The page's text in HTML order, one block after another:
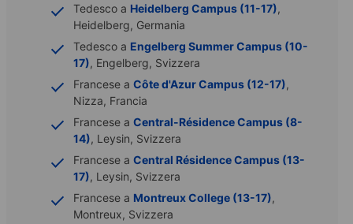
Tedesco a Heidelberg Campus (11-17),
Heidelberg, Germania
Tedesco a Engelberg Summer Campus (10-
17), Engelberg, Svizzera
Francese a Côte d'Azur Campus (12-17),
Nizza, Francia
Francese a Central-Résidence Campus (8-
14), Leysin, Svizzera
Francese a Central Résidence Campus (13-
17), Leysin, Svizzera
Francese a Montreux College (13-17),
Montreux, Svizzera